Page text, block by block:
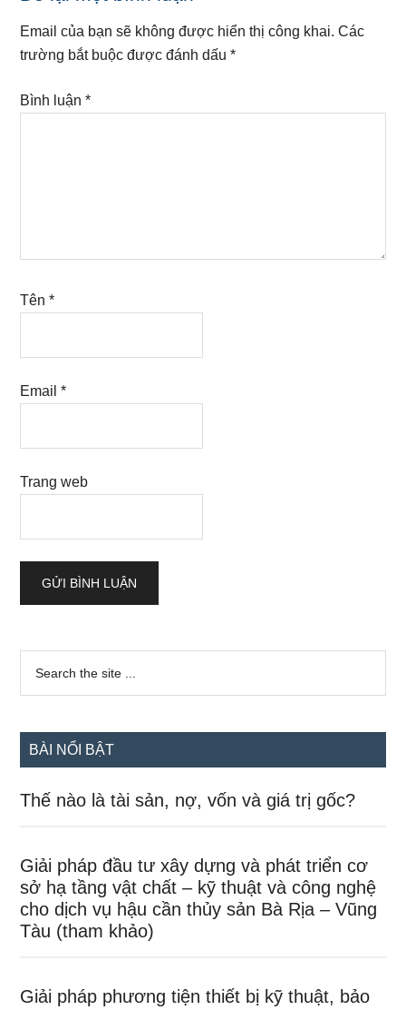
Interactions
Email của bạn sẽ không được hiển thị công khai. Các
trường bắt buộc được đánh dấu*
Bình luận*
Tên*
Email*
Trang web
Sidebar
chính
...
BÀI NỔI BẬT
Thế nào là tài sản, nợ, vốn và giá trị gốc?
Giải pháp đầu tư xây dựng và phát triển cơ
sở hạ tầng vật chất – kỹ thuật và công nghệ
cho dịch vụ hậu cần thủy sản Bà Rịa – Vũng
Tàu (tham khảo)
Giải pháp phương tiện thiết bị kỹ thuật, bảo